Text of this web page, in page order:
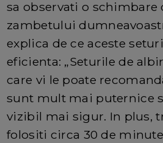
sa observati o schimbare
zambetului
explica de ce aceste
eficienta: „Seturile de
care vi le poate
sunt mult mai puternice
vizibil mai sigur. In plus,
folositi circa 30 de